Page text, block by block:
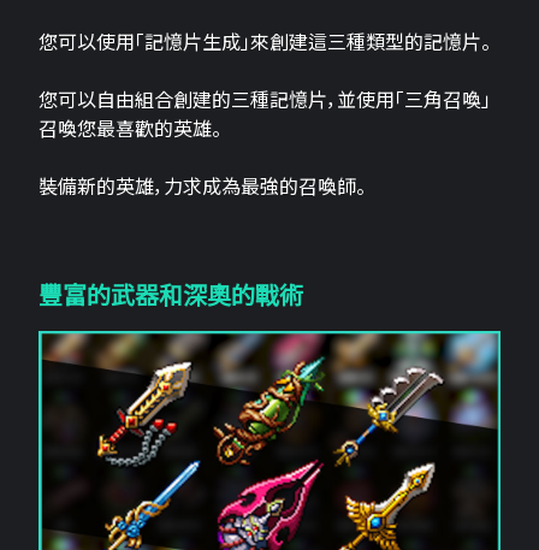
您可以使用「記憶片生成」來創建這三​​種類型的記憶片。
您可以自由組合創建的三種記憶片，並使用「三角召喚」
召喚您最喜歡的英雄。
裝備新的英雄，力求成為最強的召喚師。
豐富的武器和深奧的戰術